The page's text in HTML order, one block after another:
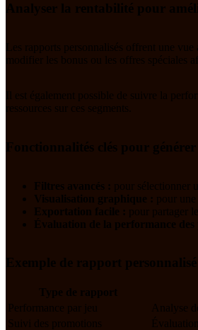
Analyser la rentabilité pour
Les rapports personnalisés offrent une
modifier les bonus ou les offres spéciales
Il est également possible de suivre la
ressources sur ces segments.
Fonctionnalités clés pour
Filtres avancés :
pour sélectionner
Visualisation graphique :
pour
Exportation facile :
pour partager
Évaluation de la performance
Exemple de rapport personnalisé
Type de rapport
Performance par jeu
Analyse
Suivi des promotions